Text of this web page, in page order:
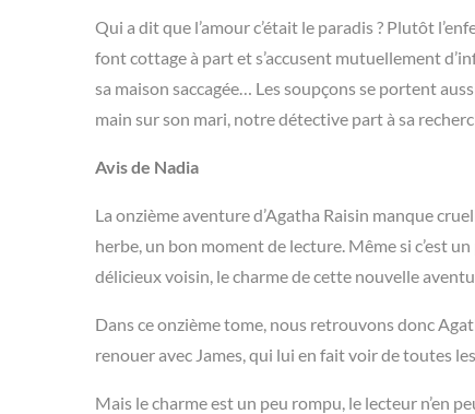
Qui a dit que l’amour c’était le paradis ? Plutôt
font cottage à part et s’accusent mutuellement
sa maison saccagée… Les soupçons se portent
main sur son mari, notre détective part à sa
Avis de Nadia
La onzième aventure d’Agatha Raisin manque
herbe, un bon moment de lecture. Même si c’est
délicieux voisin, le charme de cette nouvelle
Dans ce onzième tome, nous retrouvons donc
renouer avec James, qui lui en fait voir de toutes
Mais le charme est un peu rompu, le lecteur n’en